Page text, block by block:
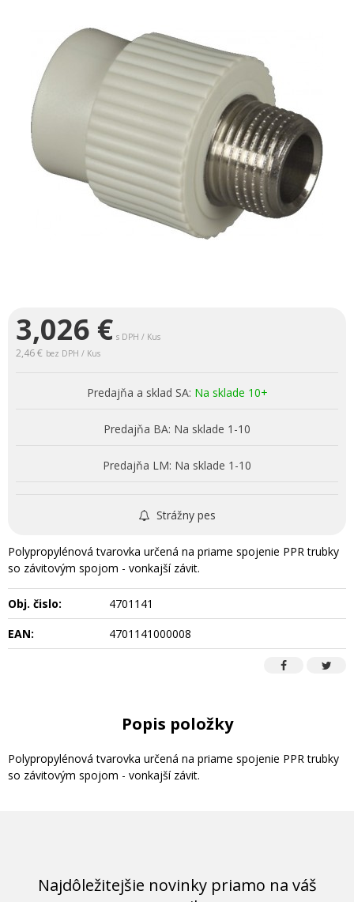
3,026 € s DPH / Kus
2,46 € bez DPH / Kus
Predajňa a sklad SA: Na sklade 10+
Predajňa BA: Na sklade 1-10
Predajňa LM: Na sklade 1-10
Strážny pes
Polypropylénová tvarovka určená na priame spojenie PPR trubky
so závitovým spojom - vonkajší závit.
Obj. čislo:
4701141
EAN:
4701141000008
Popis položky
Polypropylénová tvarovka určená na priame spojenie PPR trubky
so závitovým spojom - vonkajší závit.
Najdôležitejšie novinky priamo na váš